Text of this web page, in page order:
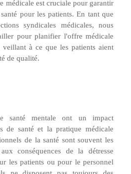
médicale est cruciale pour garantir
pour les patients. En tant que
syndicales médicales, nous
pour planifier l'offre médicale
à ce que les patients aient
de qualité.
santé mentale ont un impact
de santé et la pratique médicale
de la santé sont souvent les
conséquences de la détresse
les patients ou pour le personnel